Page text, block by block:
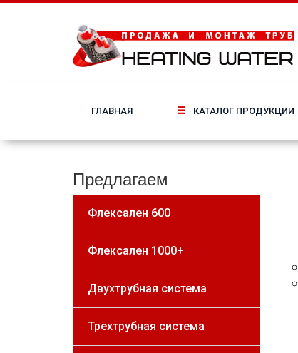
ГЛАВНАЯ КАТАЛОГ ПРОДУКЦИИ
Предлагаем
Флексален 600
Флексален 1000+
Двухтрубная система
Трехтрубная система